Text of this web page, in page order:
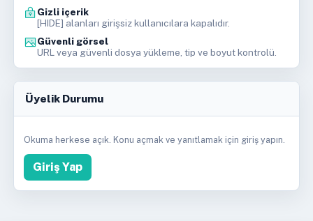
Gizli içerik
[HIDE] alanları girişsiz kullanıcılara kapalıdır.
Güvenli görsel
URL veya güvenli dosya yükleme, tip ve boyut kontrolü.
Üyelik Durumu
Okuma herkese açık. Konu açmak ve yanıtlamak için giriş yapın.
Giriş Yap